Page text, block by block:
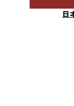
日